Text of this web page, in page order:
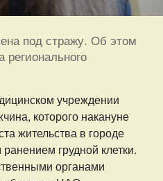
под стражу. Об этом
учреждении
которого накануне
жительства в городе
грудной клетки.
органами